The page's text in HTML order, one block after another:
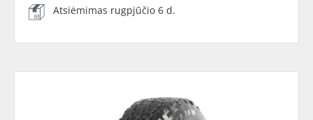
Atsiėmimas rugpjūčio 6 d.